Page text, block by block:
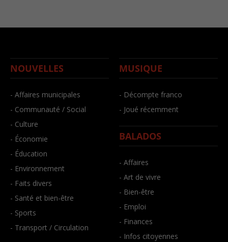
NOUVELLES
- Affaires municipales
- Communauté / Social
- Culture
- Économie
- Éducation
- Environnement
- Faits divers
- Santé et bien-être
- Sports
- Transport / Circulation
MUSIQUE
- Décompte franco
- Joué récemment
BALADOS
- Affaires
- Art de vivre
- Bien-être
- Emploi
- Finances
- Infos citoyennes